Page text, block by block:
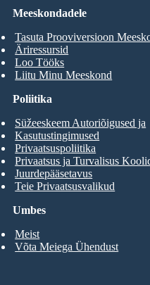
Meeskondadele
Tasuta Prooviversioon
Äriressursid
Loo Tööks
Liitu Minu Meeskond
Umbes
Meist
Võta Meiega Ühendust
Poliitika
Süžeeskeem Autoriõigused ja
Kasutustingimused
Privaatsuspoliitika
Privaatsus ja Turvalisus
Juurdepääsetavus
Teie Privaatsusvalikud